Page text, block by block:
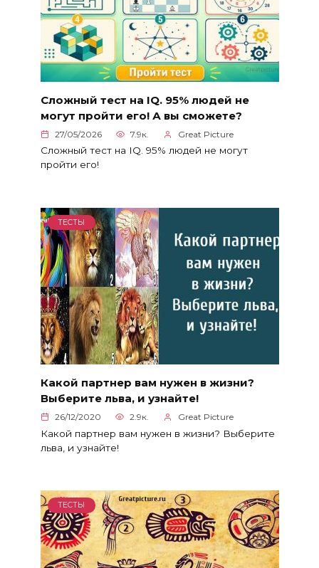
Сложный тест на IQ. 95% людей не
могут пройти его! А вы сможете?
27/05/2026 7.9к. Great Picture
Сложный тест на IQ. 95% людей не могут
пройти его!
ТЕСТЫ
Какой партнер вам нужен в жизни?
Выберите льва, и узнайте!
26/12/2020 2.9к. Great Picture
Какой партнер вам нужен в жизни? Выберите
льва, и узнайте!
ТЕСТЫ